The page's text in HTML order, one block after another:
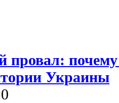
провал:
Украины